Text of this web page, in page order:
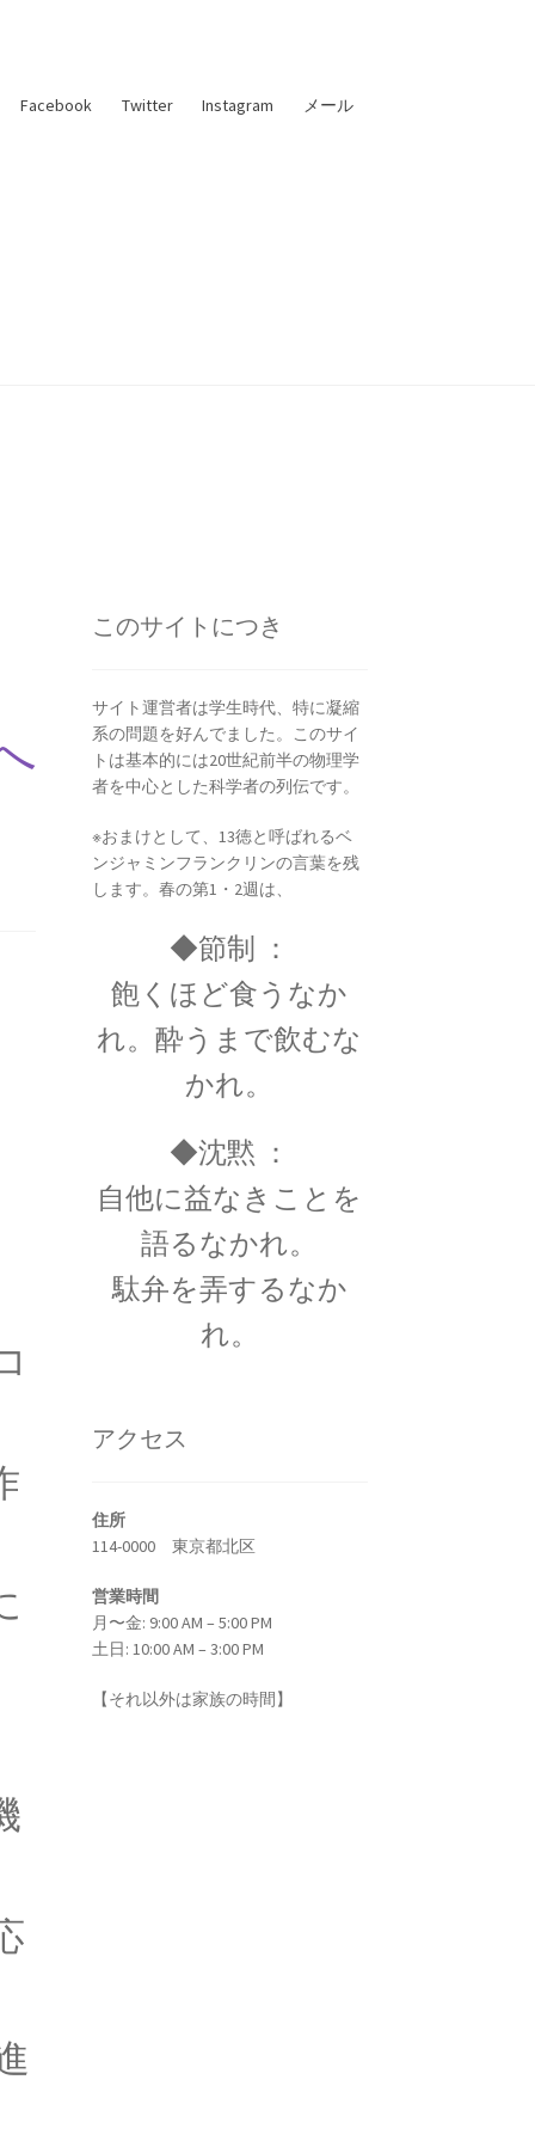
Facebook Twitter Instagram メール
ちた数と幾何学の創始者】
グ
発展｜三原色の提唱】
学者のまとめ
18世紀生まれの
物理学者のまとめ
ピック】
の叙勲・など】
｜ドップラー効果を考察】
ソン
イスで具現化】
このサイトにつき
サイト運営者は学生時代、特に凝縮
系の問題を好んでました。このサイ
トは基本的には20世紀前半の物理学
者を中心とした科学者の列伝です。
※おまけとして、13徳と呼ばれるベ
ンジャミンフランクリンの言葉を残
します。春の第1・2週は、
◆節制 ：
飽くほど食うなか
れ。酔うまで飲むな
かれ。
◆沈黙 ：
自他に益なきことを
語るなかれ。
駄弁を弄するなか
れ。
アクセス
住所
114-0000 東京都北区
営業時間
月〜金: 9:00 AM – 5:00 PM
土日: 10:00 AM – 3:00 PM
【それ以外は家族の時間】